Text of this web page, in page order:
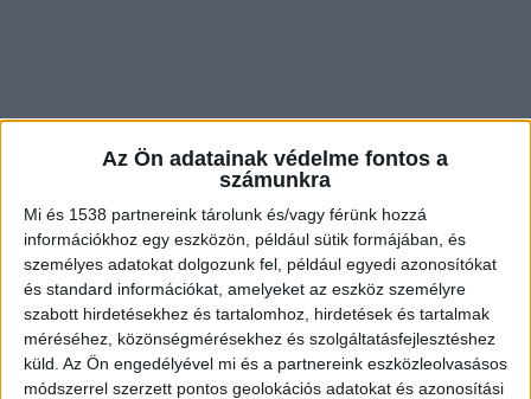
Az Ön adatainak védelme fontos a
számunkra
Mi és 1538 partnereink tárolunk és/vagy férünk hozzá
információkhoz egy eszközön, például sütik formájában, és
személyes adatokat dolgozunk fel, például egyedi azonosítókat
és standard információkat, amelyeket az eszköz személyre
szabott hirdetésekhez és tartalomhoz, hirdetések és tartalmak
méréséhez, közönségmérésekhez és szolgáltatásfejlesztéshez
küld. Az Ön engedélyével mi és a partnereink eszközleolvasásos
módszerrel szerzett pontos geolokációs adatokat és azonosítási